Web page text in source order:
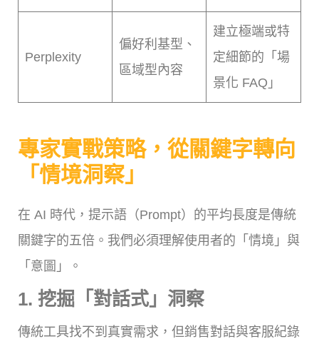
Perplexity
偏好利基型、
區域型內容
建立極端或特
定細節的「場
景化 FAQ」
專家實戰策略，從關鍵字轉向
「情境洞察」
在 AI 時代，提示語（Prompt）的平均長度是傳統
關鍵字的五倍。我們必須理解使用者的「情境」與
「意圖」。
1. 挖掘「對話式」洞察
傳統工具找不到真實需求，但銷售對話與客服紀錄